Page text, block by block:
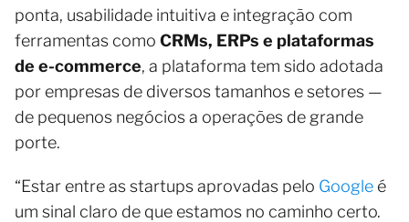
ponta, usabilidade intuitiva e integração com
ferramentas como CRMs, ERPs e plataformas
de e-commerce, a plataforma tem sido adotada
por empresas de diversos tamanhos e setores —
de pequenos negócios a operações de grande
porte.
“Estar entre as startups aprovadas pelo Google é
um sinal claro de que estamos no caminho certo.